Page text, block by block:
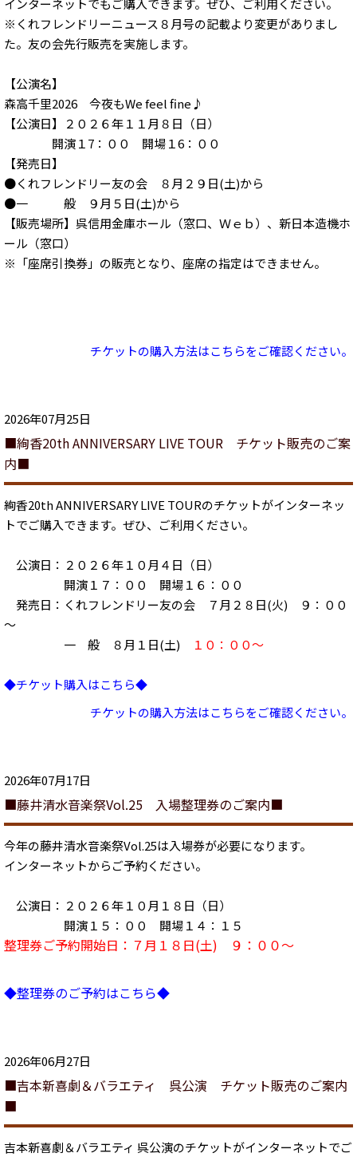
※くれフレンドリーニュース８月号の記載より変更がありまし
た。友の会先行販売を実施します。
【公演名】
森高千里2026 今夜もWe feel fine♪
【公演日】２０２６年１１月８日（日）
開演１7：００ 開場１6：００
【発売日】
●くれフレンドリー友の会 ８月２９日(土)から
●一 般 ９月５日(土)から
【販売場所】呉信用金庫ホール（窓口、Ｗｅｂ）、新日本造機ホ
ール（窓口）
※「座席引換券」の販売となり、座席の指定はできません。
チケットの購入方法はこちらをご確認ください。
2026年07月25日
■絢香20th ANNIVERSARY LIVE TOUR チケット販売のご案
内■
絢香20th ANNIVERSARY LIVE TOURのチケットがインターネッ
トでご購入できます。ぜひ、ご利用ください。
公演日：２０２６年１０月４日（日）
開演１７：００ 開場１６：００
発売日：くれフレンドリー友の会 ７月２８日(火) ９：００
～
一 般 ８月１日(土)
１０：００～
◆チケット購入はこちら◆
チケットの購入方法はこちらをご確認ください。
2026年07月17日
■藤井清水音楽祭Vol.25 入場整理券のご案内■
今年の藤井清水音楽祭Vol.25は入場券が必要になります。
インターネットからご予約ください。
公演日：２０２６年１０月１８日（日）
開演１５：００ 開場１４：１５
整理券ご予約開始日：７月１８日(土) ９：００～
◆整理券のご予約はこちら◆
2026年06月27日
■吉本新喜劇＆バラエティ 呉公演 チケット販売のご案内
■
吉本新喜劇＆バラエティ 呉公演のチケットがインターネットでご